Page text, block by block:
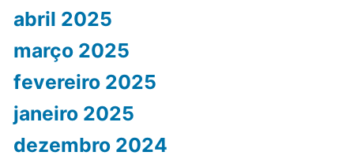
abril 2025
março 2025
fevereiro 2025
janeiro 2025
dezembro 2024